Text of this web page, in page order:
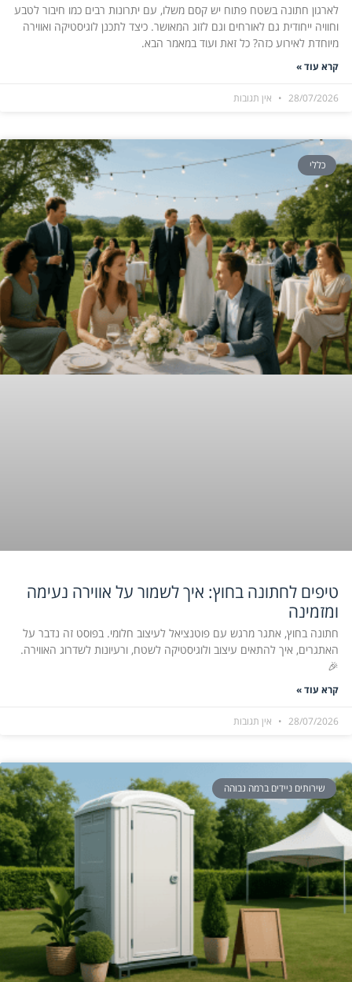
לארגון חתונה בשטח פתוח יש קסם משלו, עם יתרונות רבים כמו חיבור לטבע
וחוויה ייחודית גם לאורחים וגם לזוג המאושר. כיצד לתכנן לוגיסטיקה ואווירה
מיוחדת לאירוע כזה? כל זאת ועוד במאמר הבא.
קרא עוד »
28/07/2026 אין תגובות
כללי
טיפים לחתונה בחוץ: איך לשמור על אווירה נעימה
ומזמינה
חתונה בחוץ, אתגר מרגש עם פוטנציאל לעיצוב חלומי. בפוסט זה נדבר על
האתגרים, איך להתאים עיצוב ולוגיסטיקה לשטח, ורעיונות לשדרוג האווירה.
🎉
קרא עוד »
28/07/2026 אין תגובות
שירותים ניידים ברמה גבוהה